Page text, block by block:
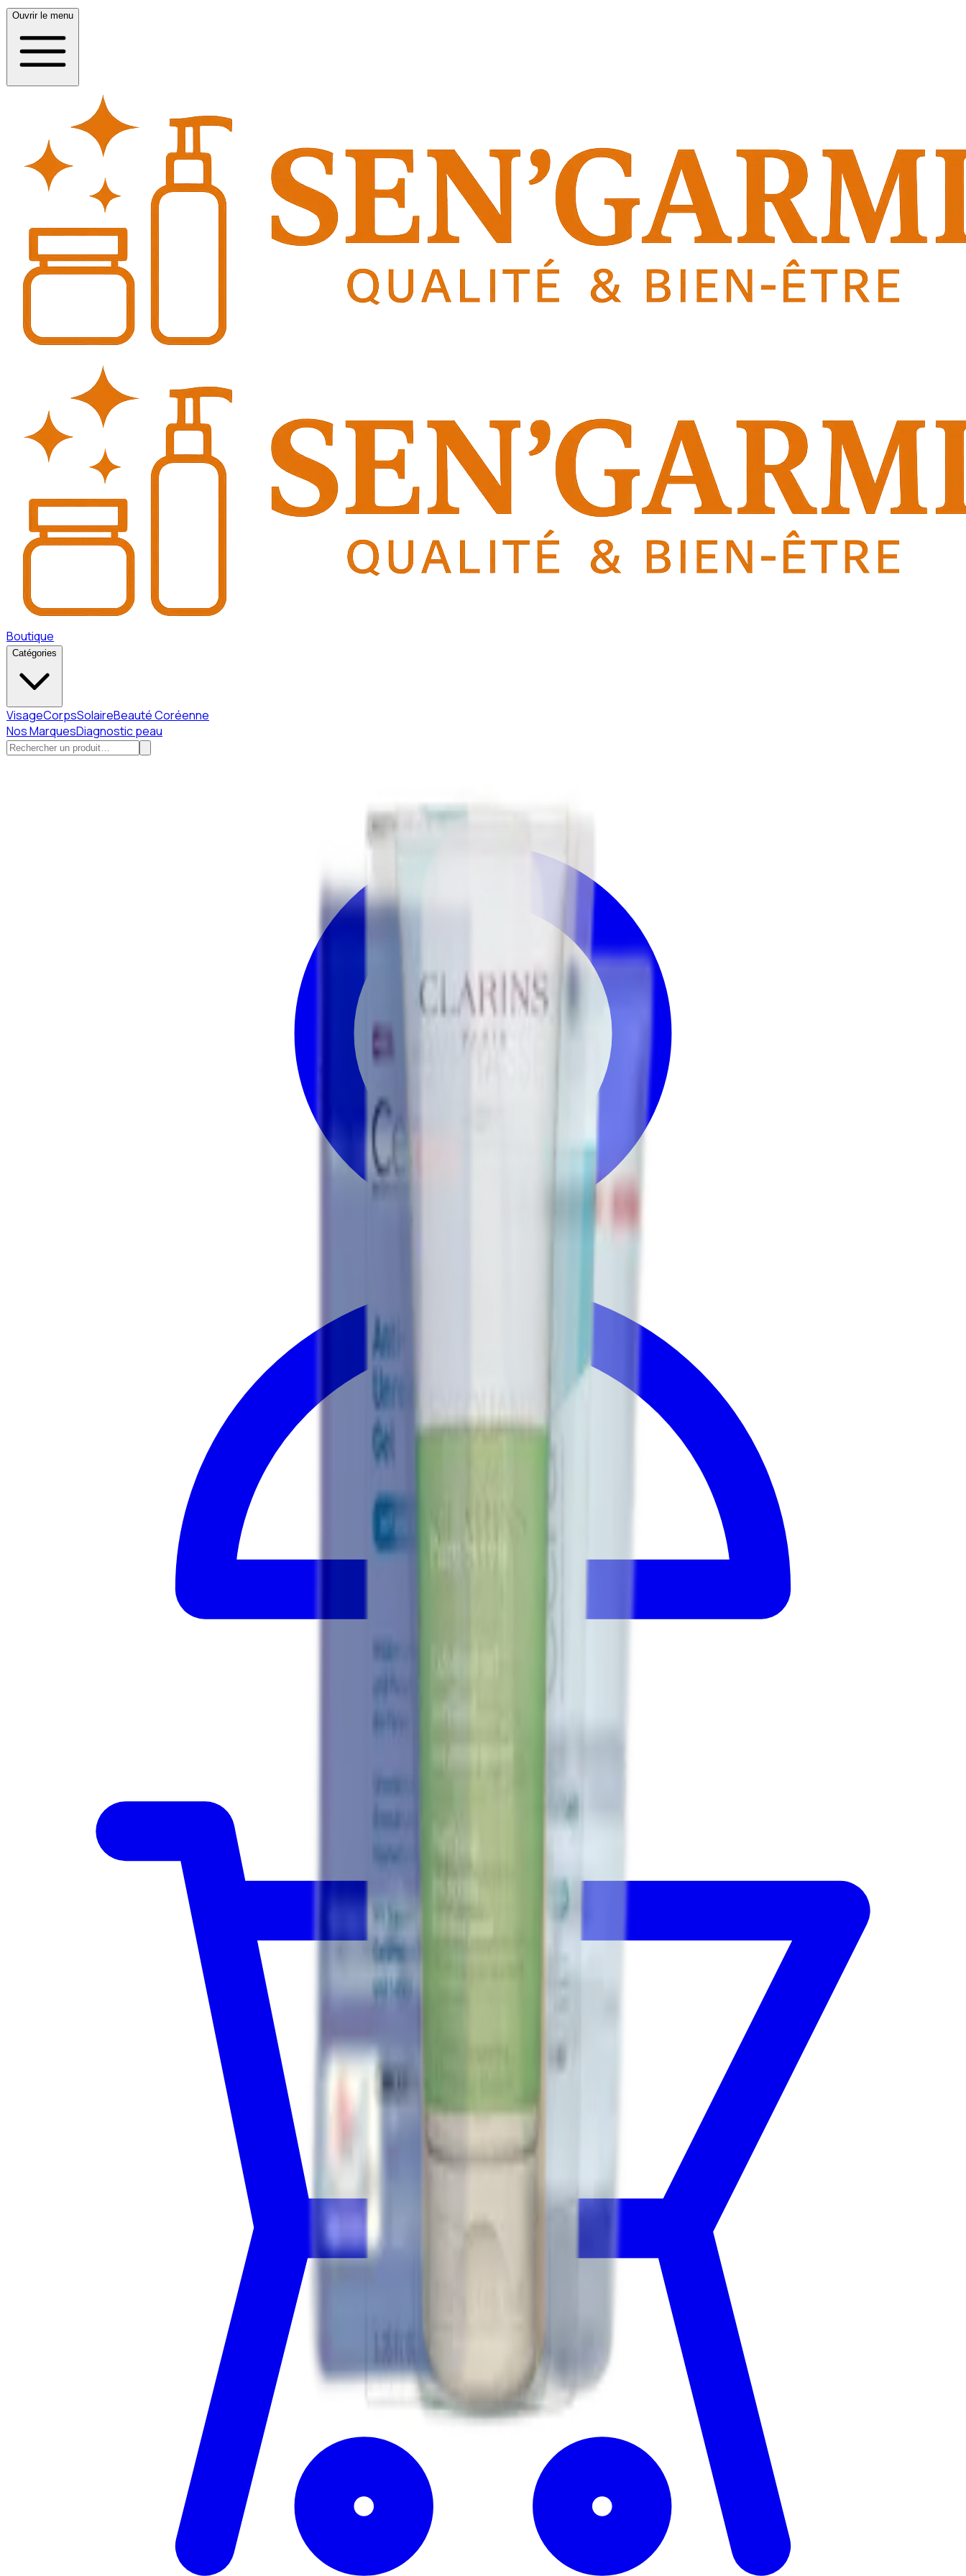
Ouvrir le menu
Boutique
Catégories
VisageCorpsSolaireBeauté Coréenne
Nos MarquesDiagnostic peau